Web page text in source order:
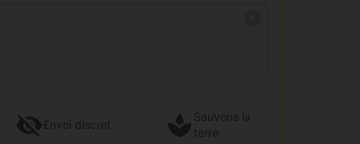
Envoi discret
Sauvons la
terre